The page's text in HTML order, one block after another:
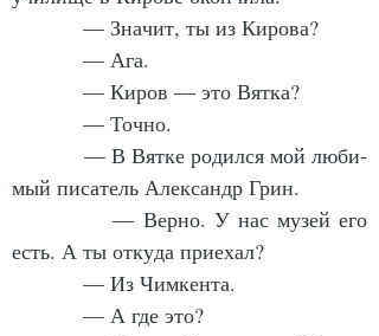
            — Зна­чит, ты из Ки­ро­ва?
            — Ага.
            — Ки­ров — это Вят­ка?
            — Точ­но.
мый пи­са­тель Алек­сан­др Грин.
            — Вер­но. У нас му­зей его
есть. А ты от­ку­да при­ехал?
            — Из Чим­кен­та.
            — А где это?